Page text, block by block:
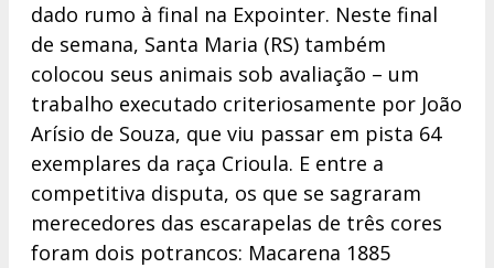
dado rumo à final na Expointer. Neste final
de semana, Santa Maria (RS) também
colocou seus animais sob avaliação – um
trabalho executado criteriosamente por João
Arísio de Souza, que viu passar em pista 64
exemplares da raça Crioula. E entre a
competitiva disputa, os que se sagraram
merecedores das escarapelas de três cores
foram dois potrancos: Macarena 1885